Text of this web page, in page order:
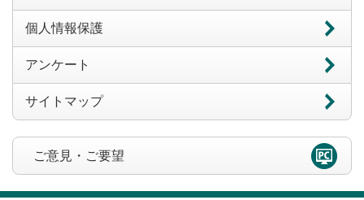
個人情報保護
アンケート
サイトマップ
ご意見・ご要望